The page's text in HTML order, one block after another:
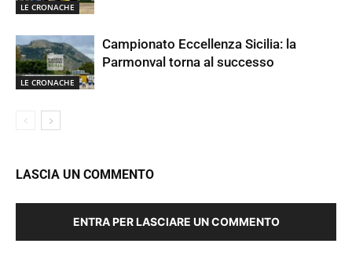
LE CRONACHE
LE CRONACHE
Campionato Eccellenza Sicilia: la
Parmonval torna al successo
LASCIA UN COMMENTO
ENTRA PER LASCIARE UN COMMENTO